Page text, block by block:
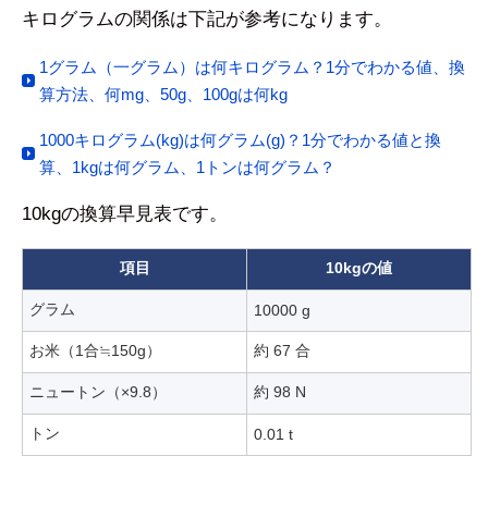
キログラムの関係は下記が参考になります。
1グラム（一グラム）は何キログラム？1分でわかる値、換
算方法、何mg、50g、100gは何kg
1000キログラム(kg)は何グラム(g)？1分でわかる値と換
算、1kgは何グラム、1トンは何グラム？
10kgの換算早見表です。
項目 10kgの値
グラム 10000 g
お米（1合≒150g） 約 67 合
ニュートン（×9.8） 約 98 N
トン 0.01 t